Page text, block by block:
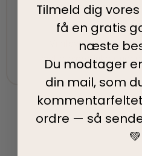
Fair
Vi tilbyder fair priser,
kvalitetsprodukter
Tilmeld dig
få en gratis
næste
Du modtager
din mail, som
ordre — så
💚